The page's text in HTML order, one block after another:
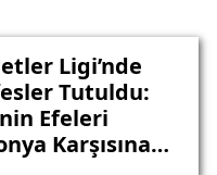
Ligi’nde
Tutuldu:
Efeleri
Karşısına